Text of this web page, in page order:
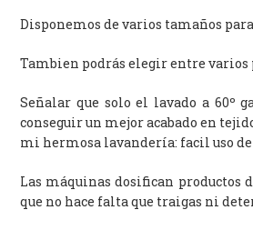
Disponemos de varios tamaños
Tambien podrás elegir entre varios
Señalar que solo el lavado a 60º
conseguir un mejor acabado en
mi hermosa lavandería: facil uso
Las máquinas dosifican productos
que no hace falta que traigas ni